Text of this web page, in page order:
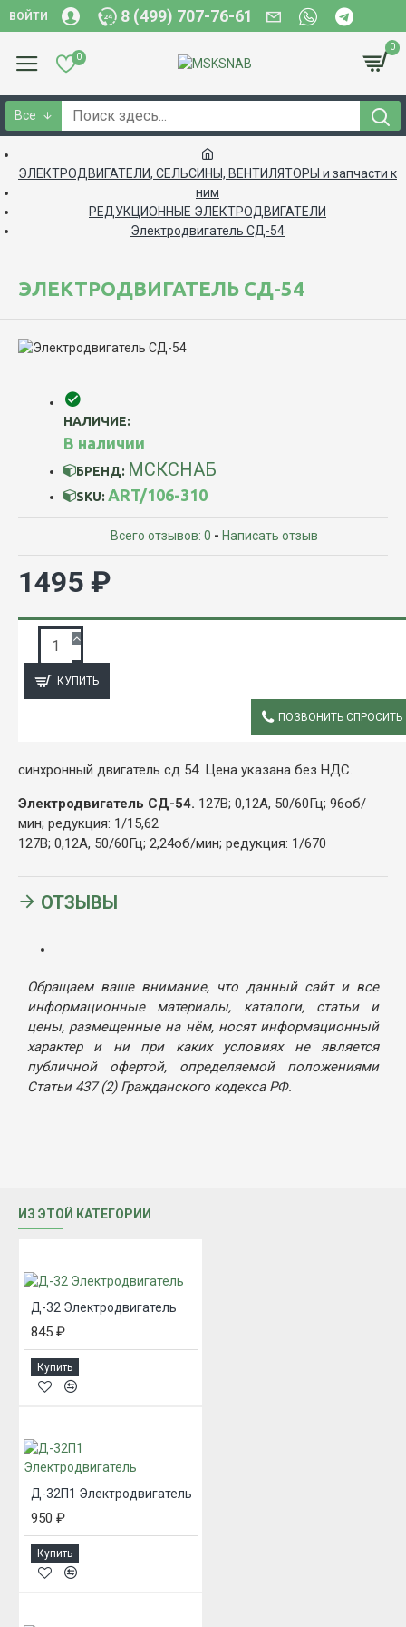
ВОЙТИ 8 (499) 707-76-61
0
0
Все
ЭЛЕКТРОДВИГАТЕЛИ, CЕЛЬСИНЫ, ВЕНТИЛЯТОРЫ и запчасти к
ним
РЕДУКЦИОННЫЕ ЭЛЕКТРОДВИГАТЕЛИ
Электродвигатель СД-54
ЭЛЕКТРОДВИГАТЕЛЬ СД-54
НАЛИЧИЕ:
В наличии
БРЕНД: МСКСНАБ
SKU: ART/106-310
Всего отзывов: 0 - Написать отзыв
1495 ₽
КУПИТЬ
ПОЗВОНИТЬ СПРОСИТЬ
синхронный двигатель сд 54. Цена указана без НДС.
Электродвигатель СД-54. 127В; 0,12А, 50/60Гц; 96об/
мин; редукция: 1/15,62
127В; 0,12А, 50/60Гц; 2,24об/мин; редукция: 1/670
ОТЗЫВЫ
Обращаем ваше внимание, что данный сайт и все
информационные материалы, каталоги, статьи и
цены, размещенные на нём, носят информационный
характер и ни при каких условиях не является
публичной офертой, определяемой положениями
Статьи 437 (2) Гражданского кодекса РФ.
ИЗ ЭТОЙ КАТЕГОРИИ
Д-32 Электродвигатель
845 ₽
Купить
Д-32П1 Электродвигатель
950 ₽
Купить